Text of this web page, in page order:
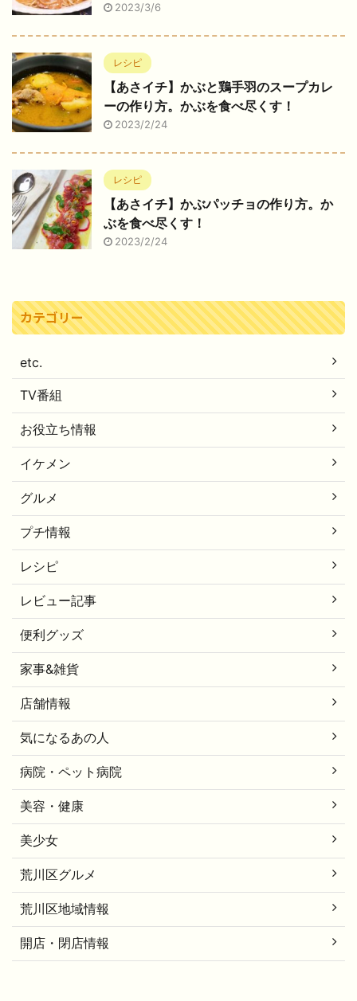
2023/3/6
レシピ
【あさイチ】かぶと鶏手羽のスープカレ
ーの作り方。かぶを食べ尽くす！
2023/2/24
レシピ
【あさイチ】かぶパッチョの作り方。か
ぶを食べ尽くす！
2023/2/24
カテゴリー
etc.
TV番組
お役立ち情報
イケメン
グルメ
プチ情報
レシピ
レビュー記事
便利グッズ
家事&雑貨
店舗情報
気になるあの人
病院・ペット病院
美容・健康
美少女
荒川区グルメ
荒川区地域情報
開店・閉店情報